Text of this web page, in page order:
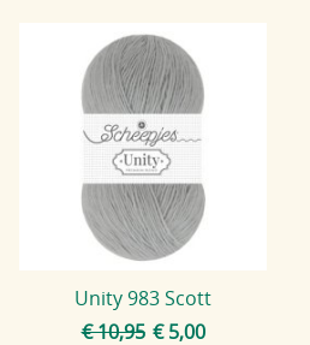
Cadeaubon
Workshops
Brei- en haakatelier
Atelier op zondag
Unity 983 Scott
€ 10,95 € 5,00